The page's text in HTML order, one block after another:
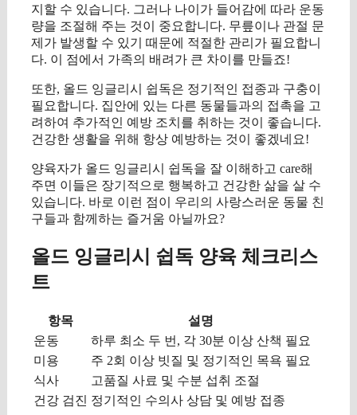
지할 수 있습니다. 그러나 나이가 들어감에 따라 운동
량을 조절해 주는 것이 중요합니다. 무릎이나 관절 문
제가 발생할 수 있기 때문에 적절한 관리가 필요합니
다. 이 점에서 가족의 배려가 큰 차이를 만들죠!
또한, 올드 잉글리시 쉽독은 정기적인 접종과 구충이
필요합니다. 집안에 있는 다른 동물들과의 접촉을 고
려하여 추가적인 예방 조치를 취하는 것이 좋습니다.
건강한 생활을 위해 항상 예방하는 것이 좋겠네요!
양육자가 올드 잉글리시 쉽독을 잘 이해하고 care해
주면 이들은 장기적으로 행복하고 건강한 삶을 살 수
있습니다. 바로 이런 점이 우리의 사랑스러운 동물 친
구들과 함께하는 즐거움 아닐까요?
올드 잉글리시 쉽독 양육 체크리스
트
항목
설명
운동
하루 최소 두 번, 각 30분 이상 산책 필요
미용
주 2회 이상 빗질 및 정기적인 목욕 필요
식사
고품질 사료 및 수분 섭취 조절
건강 검진 정기적인 수의사 상담 및 예방 접종